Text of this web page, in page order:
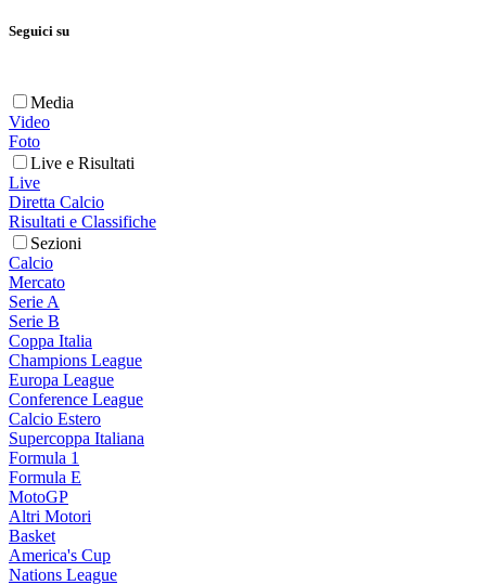
Seguici su
Media
Video
Foto
Live e Risultati
Live
Diretta Calcio
Risultati e Classifiche
Sezioni
Calcio
Mercato
Serie A
Serie B
Coppa Italia
Champions League
Europa League
Conference League
Calcio Estero
Supercoppa Italiana
Formula 1
Formula E
MotoGP
Altri Motori
Basket
America's Cup
Nations League